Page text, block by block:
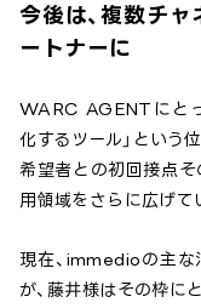
今後は、複数チ
ートナーに
WARC AGENTにと
化するツール」という
希望者との初回接点そ
用領域をさらに広げて
現在、immedioの主
が、藤井様はその枠に